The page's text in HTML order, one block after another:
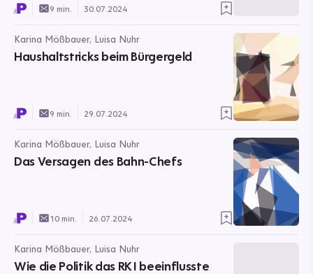
9 min. 30.07.2024
Karina Mößbauer, Luisa Nuhr
Haushaltstricks beim Bürgergeld
9 min. 29.07.2024
Karina Mößbauer, Luisa Nuhr
Das Versagen des Bahn-Chefs
10 min. 26.07.2024
Karina Mößbauer, Luisa Nuhr
Wie die Politik das RKI beeinflusste